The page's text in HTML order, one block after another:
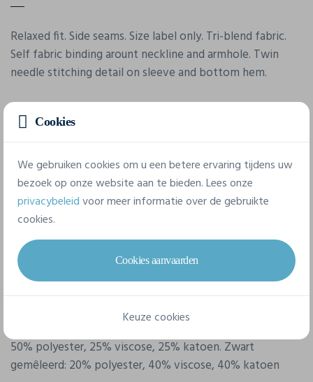
Relaxed fit. Side seams. Size label only. Tri-blend fabric.
Self fabric binding arount neckline and armhole. Twin
needle stitching detail on sleeve and bottom hem.
Eigenschappen
Merk
Awdis
Referentie
JT017
Gram/m²
160 g/m²
50% polyester, 25% viscose, 25% katoen. Zwart
gemêleerd: 20% polyester, 40% viscose, 40% katoen
Cookies
We gebruiken cookies om u een betere ervaring tijdens uw
bezoek op onze website aan te bieden. Lees onze
privacybeleidvoor meer informatie over de gebruikte
cookies.
Cookies aanvaarden
Keuze cookies